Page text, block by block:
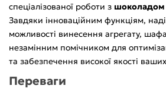
спеціалізованої роботи з шоколадом
Завдяки інноваційним функціям,
можливості винесення агрегату,
незамінним помічником для
та забезпечення високої якості
Переваги